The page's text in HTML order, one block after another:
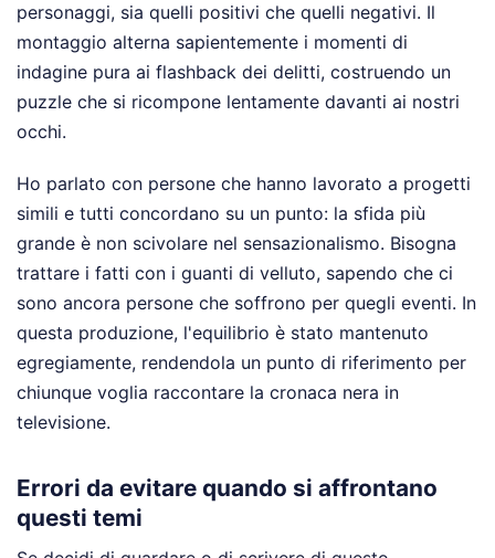
personaggi, sia quelli positivi che quelli negativi. Il
montaggio alterna sapientemente i momenti di
indagine pura ai flashback dei delitti, costruendo un
puzzle che si ricompone lentamente davanti ai nostri
occhi.
Ho parlato con persone che hanno lavorato a progetti
simili e tutti concordano su un punto: la sfida più
grande è non scivolare nel sensazionalismo. Bisogna
trattare i fatti con i guanti di velluto, sapendo che ci
sono ancora persone che soffrono per quegli eventi. In
questa produzione, l'equilibrio è stato mantenuto
egregiamente, rendendola un punto di riferimento per
chiunque voglia raccontare la cronaca nera in
televisione.
Errori da evitare quando si affrontano
questi temi